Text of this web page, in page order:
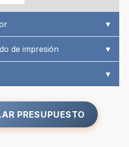
▼
de impresión ▼
▼
PRESUPUESTO